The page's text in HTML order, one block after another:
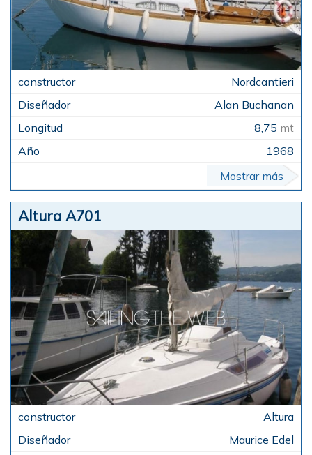
Nordcantieri
Alan Buchanan
8,75 mt
1968
Mostrar más
Altura A701
Altura
Maurice Edel